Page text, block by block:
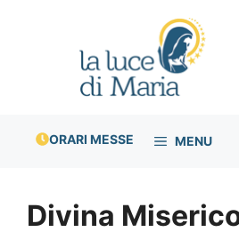
ORARI MESSE MENU
Divina